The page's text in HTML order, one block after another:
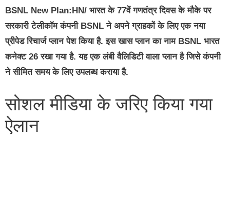
BSNL New Plan:HN/ भारत के 77वें गणतंत्र दिवस के मौके पर
सरकारी टेलीकॉम कंपनी BSNL ने अपने ग्राहकों के लिए एक नया
प्रीपेड रिचार्ज प्लान पेश किया है. इस खास प्लान का नाम BSNL भारत
कनेक्ट 26 रखा गया है. यह एक लंबी वैलिडिटी वाला प्लान है जिसे कंपनी
ने सीमित समय के लिए उपलब्ध कराया है.
सोशल मीडिया के जरिए किया गया
ऐलान